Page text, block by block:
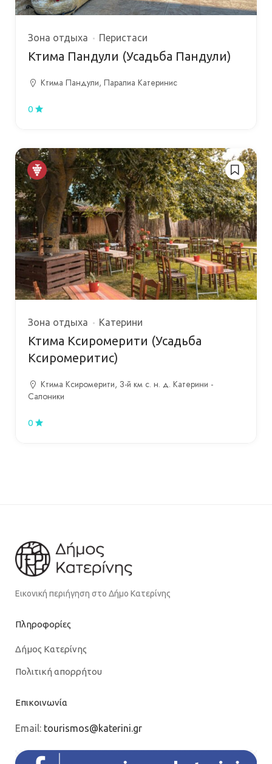
Зона отдыха Перистаси
Ктима Пандули (Усадьба Пандули)
Ктима Пандули, Паралиа Катеринис
0
Зона отдыха Катерини
Ктима Ксиромерити (Усадьба
Ксиромеритис)
Ктима Ксиромерити, 3-й км с. н. д. Катерини -
Салоники
0
Εικονική περιήγηση στο Δήμο Κατερίνης
Πληροφορίες
Δήμος Κατερίνης
Πολιτική απορρήτου
Επικοινωνία
Email: tourismos@katerini.gr